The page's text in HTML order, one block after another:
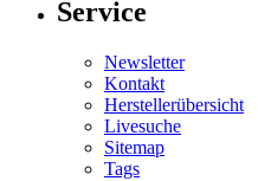
Service
Newsletter
Kontakt
Herstellerübersicht
Livesuche
Sitemap
Tags